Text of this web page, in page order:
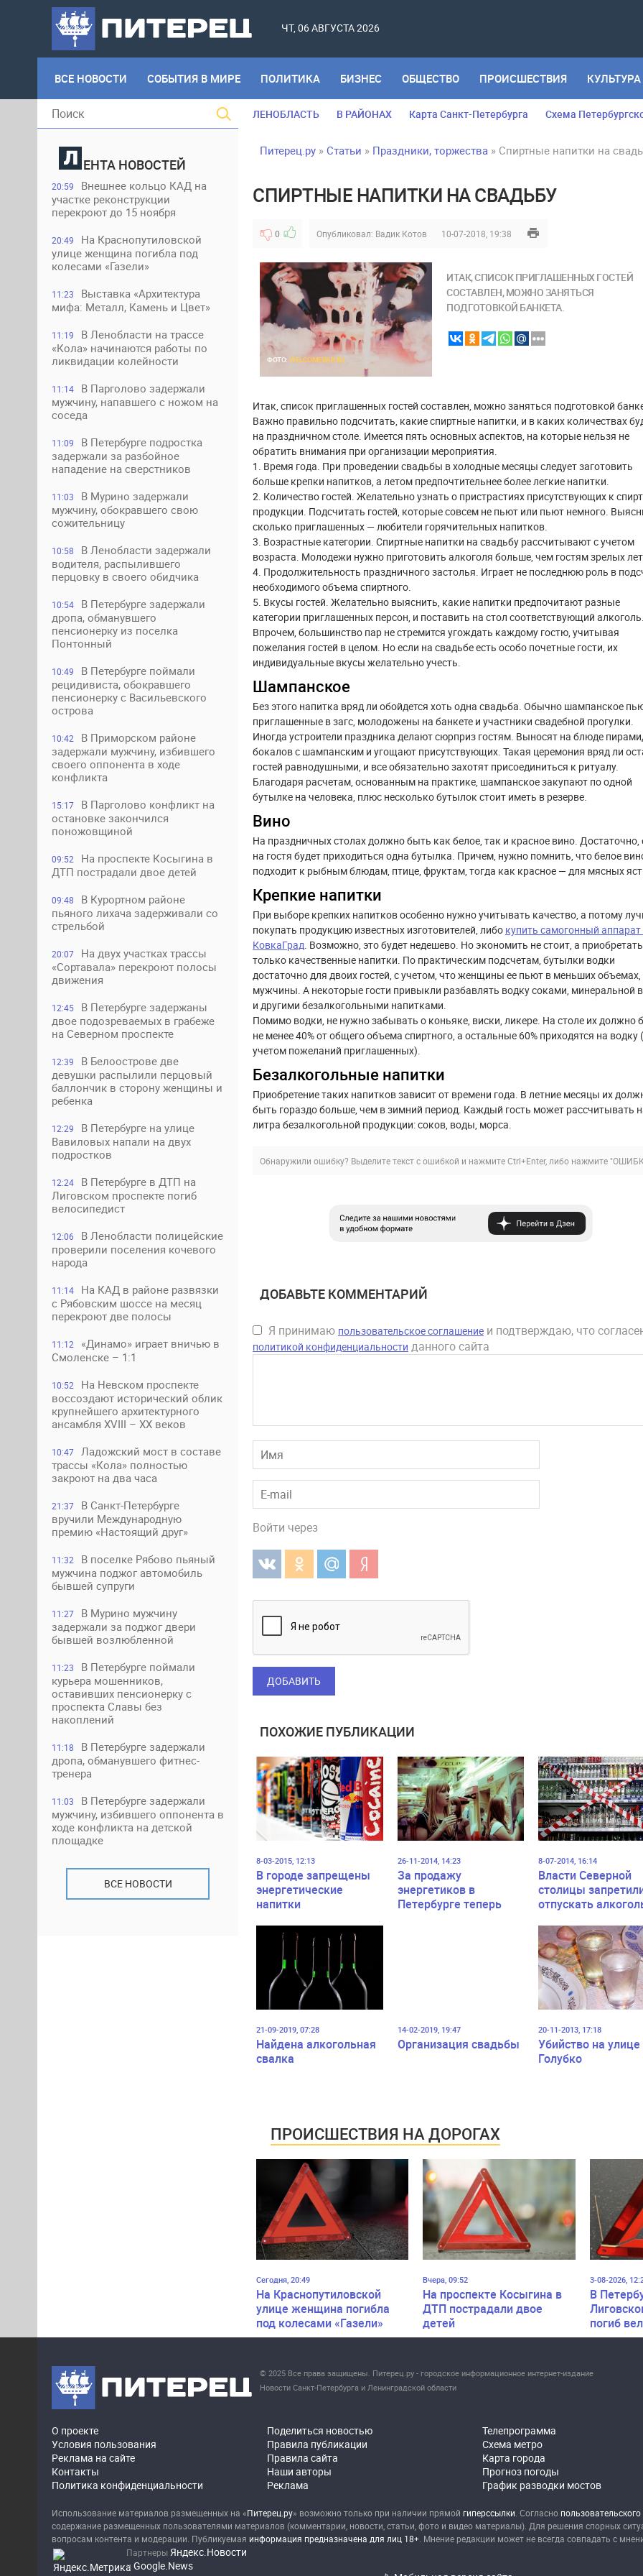
ЧТ, 06 АВГУСТА 2026
ВСЕ НОВОСТИ СОБЫТИЯ В МИРЕ ПОЛИТИКА БИЗНЕС ОБЩЕСТВО ПРОИСШЕСТВИЯ КУЛЬТУРА
ЕНТА НОВОСТЕЙ
20:59
Внешнее кольцо КАД на
участке реконструкции
перекроют до 15 ноября
20:49
На Краснопутиловской
улице женщина погибла под
колесами «Газели»
11:23
Выставка «Архитектура
мифа: Металл, Камень и Цвет»
11:19
В Ленобласти на трассе
«Кола» начинаются работы по
ликвидации колейности
11:14
В Парголово задержали
мужчину, напавшего с ножом на
соседа
11:09
В Петербурге подростка
задержали за разбойное
нападение на сверстников
11:03
В Мурино задержали
мужчину, обокравшего свою
сожительницу
10:58
В Ленобласти задержали
водителя, распылившего
перцовку в своего обидчика
10:54
В Петербурге задержали
дропа, обманувшего
пенсионерку из поселка
Понтонный
10:49
В Петербурге поймали
рецидивиста, обокравшего
пенсионерку с Васильевского
острова
10:42
В Приморском районе
задержали мужчину, избившего
своего оппонента в ходе
конфликта
15:17
В Парголово конфликт на
остановке закончился
поножовщиной
09:52
На проспекте Косыгина в
ДТП пострадали двое детей
09:48
В Курортном районе
пьяного лихача задерживали со
стрельбой
20:07
На двух участках трассы
«Сортавала» перекроют полосы
движения
12:45
В Петербурге задержаны
двое подозреваемых в грабеже
на Северном проспекте
12:39
В Белоострове две
девушки распылили перцовый
баллончик в сторону женщины и
ребенка
12:29
В Петербурге на улице
Вавиловых напали на двух
подростков
12:24
В Петербурге в ДТП на
Лиговском проспекте погиб
велосипедист
12:06
В Ленобласти полицейские
проверили поселения кочевого
народа
11:14
На КАД в районе развязки
с Рябовским шоссе на месяц
перекроют две полосы
11:12
«Динамо» играет вничью в
Смоленске – 1:1
10:52
На Невском проспекте
воссоздают исторический облик
крупнейшего архитектурного
ансамбля XVIII – XX веков
10:47
Ладожский мост в составе
трассы «Кола» полностью
закроют на два часа
21:37
В Санкт-Петербурге
вручили Международную
премию «Настоящий друг»
11:32
В поселке Рябово пьяный
мужчина поджог автомобиль
бывшей супруги
11:27
В Мурино мужчину
задержали за поджог двери
бывшей возлюбленной
11:23
В Петербурге поймали
курьера мошенников,
оставивших пенсионерку с
проспекта Славы без
накоплений
11:18
В Петербурге задержали
дропа, обманувшего фитнес-
тренера
11:03
В Петербурге задержали
мужчину, избившего оппонента в
ходе конфликта на детской
площадке
ВСЕ НОВОСТИ
ЛЕНОБЛАСТЬ В РАЙОНАХ Карта Санкт-Петербурга Схема
Питерец.ру » Статьи » Праздники, торжества » Спиртные напитки на
СПИРТНЫЕ НАПИТКИ НА СВАДЬБУ
0 Опубликовал: Вадик Котов 10-07-2018, 19:38
ФОТО: WELCOMEBAR.RU
ИТАК, СПИСОК ПРИГЛАШЕННЫХ ГОСТЕЙ
СОСТАВЛЕН, МОЖНО ЗАНЯТЬСЯ
ПОДГОТОВКОЙ БАНКЕТА.
Итак, список приглашенных гостей составлен, можно заняться подготовкой
Важно правильно подсчитать, какие спиртные напитки, и в каких количествах
на праздничном столе. Имеется пять основных аспектов, на которые нельзя не
обратить внимания при организации мероприятия.
1. Время года. При проведении свадьбы в холодные месяцы следует заготовить
больше крепки напитков, а летом предпочтительнее более легкие напитки.
2. Количество гостей. Желательно узнать о пристрастиях присутствующих к
продукции. Подсчитать гостей, которые совсем не пьют или пьют немного.
сколько приглашенных — любители горячительных напитков.
3. Возрастные категории. Спиртные напитки на свадьбу рассчитывают с учетом
возраста. Молодежи нужно приготовить алкоголя больше, чем гостям зрелых
4. Продолжительность праздничного застолья. Играет не последнюю роль в
необходимого объема спиртного.
5. Вкусы гостей. Желательно выяснить, какие напитки предпочитают разные
категории приглашенных персон, и поставить на стол соответствующий
Впрочем, большинство пар не стремится угождать каждому гостю, учитывая
пожелания гостей в целом. Но если на свадьбе есть особо почетные гости, их
индивидуальные вкусы желательно учесть.
Шампанское
Без этого напитка вряд ли обойдется хоть одна свадьба. Обычно шампанское
приглашенные в загс, молодожены на банкете и участники свадебной прогулки.
Иногда устроители праздника делают сюрприз гостям. Выносят на блюде
бокалов с шампанским и угощают присутствующих. Такая церемония вряд ли
гостей равнодушными, и все обязательно захотят присоединиться к ритуалу.
Благодаря расчетам, основанным на практике, шампанское закупают по одной
бутылке на человека, плюс несколько бутылок стоит иметь в резерве.
Вино
На праздничных столах должно быть как белое, так и красное вино. Достаточно,
на гостя будет приходиться одна бутылка. Причем, нужно помнить, что белое
подходит к рыбным блюдам, птице, фруктам, тогда как красное — для мясных
Крепкие напитки
При выборе крепких напитков особенно нужно учитывать качество, а потому
покупать продукцию известных изготовителей, либо купить самогонный аппарат
КовкаГрад. Возможно, это будет недешево. Но экономить не стоит, а приобретать
только качественные напитки. По практическим подсчетам, бутылки водки
достаточно для двоих гостей, с учетом, что женщины ее пьют в меньших
мужчины. А некоторые гости привыкли разбавлять водку соками, минеральной
и другими безалкогольными напитками.
Помимо водки, не нужно забывать о коньяке, виски, ликере. На столе их должно
не менее 40% от общего объема спиртного, а остальные 60% приходятся на водку
учетом пожеланий приглашенных).
Безалкогольные напитки
Приобретение таких напитков зависит от времени года. В летние месяцы их
быть гораздо больше, чем в зимний период. Каждый гость может рассчитывать
литра безалкогольной продукции: соков, воды, морса.
Обнаружили ошибку? Выделите текст с ошибкой и нажмите Ctrl+Enter, либо нажмите
ДОБАВЬТЕ КОММЕНТАРИЙ
Я принимаю пользовательское соглашение и подтверждаю, что
политикой конфиденциальности данного сайта
Войти через
ДОБАВИТЬ
ПОХОЖИЕ ПУБЛИКАЦИИ
8-03-2015, 12:13
В городе запрещены
энергетические
напитки
26-11-2014, 14:23
За продажу
энергетиков в
Петербурге теперь
8-07-2014, 16:14
Власти Северной
столицы
отпускать
профессий и
участникам
демонстраций
21-09-2019, 07:28
Найдена алкогольная
свалка
14-02-2019, 19:47
Организация свадьбы
20-11-2013, 17:18
Убийство на улице
Голубко
ПРОИСШЕСТВИЯ НА ДОРОГАХ
Сегодня, 20:49
На Краснопутиловской
улице женщина погибла
под колесами «Газели»
Вчера, 09:52
На проспекте Косыгина в
ДТП пострадали двое
детей
3-08-2026,
В
погиб
© 2025 Все права защищены. Питерец.ру - городское информационное интернет-издание
Новости Санкт-Петербурга и Ленинградской области
О проекте
Условия пользования
Реклама на сайте
Контакты
Политика конфиденциальности
Поделиться новостью
Правила публикации
Правила сайта
Наши авторы
Реклама
Телепрограмма
Схема метро
Карта города
Прогноз погоды
График разводки мостов
Использование материалов размещенных на «Питерец.ру» возможно только при наличии прямой гиперссылки. Согласно
содержание размещенных пользователями материалов (комментарии, новости, статьи, фото и видео материалы). Для решения спорных
вопросам контента и модерации. Публикуемая информация предназначена для лиц 18+. Мнение редакции может не всегда совпадать с
Партнеры Яндекс.Новости
и Google.News